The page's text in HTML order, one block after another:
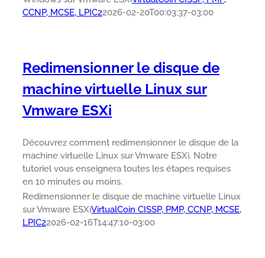
CCNP, MCSE, LPIC22026-02-20T00:03:37-03:00
Redimensionner le disque de
machine virtuelle Linux sur
Vmware ESXi
Découvrez comment redimensionner le disque de la
machine virtuelle Linux sur Vmware ESXi. Notre
tutoriel vous enseignera toutes les étapes requises
en 10 minutes ou moins.
Redimensionner le disque de machine virtuelle Linux
sur Vmware ESXiVirtualCoin CISSP, PMP, CCNP, MCSE,
LPIC22026-02-16T14:47:10-03:00